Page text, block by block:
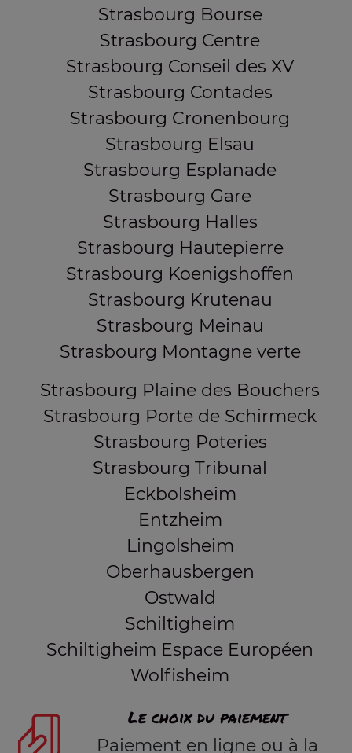
Strasbourg Bourse
Strasbourg Centre
Strasbourg Conseil des XV
Strasbourg Contades
Strasbourg Cronenbourg
Strasbourg Elsau
Strasbourg Esplanade
Strasbourg Gare
Strasbourg Halles
Strasbourg Hautepierre
Strasbourg Koenigshoffen
Strasbourg Krutenau
Strasbourg Meinau
Strasbourg Montagne verte
Strasbourg Plaine des Bouchers
Strasbourg Porte de Schirmeck
Strasbourg Poteries
Strasbourg Tribunal
Eckbolsheim
Entzheim
Lingolsheim
Oberhausbergen
Ostwald
Schiltigheim
Schiltigheim Espace Européen
Wolfisheim
Le choix du paiement
Paiement en ligne ou à la